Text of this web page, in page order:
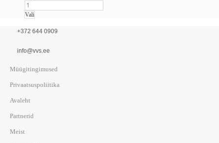
Vali
+372 644 0909
info@vvs.ee
Müügitingimused
Privaatsuspoliitika
Avaleht
Partnerid
Meist